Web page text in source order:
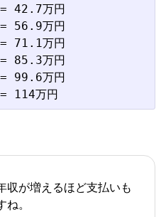
42.7万円
56.9万円
71.1万円
85.3万円
99.6万円
収が増えるほど支払いも
ね。